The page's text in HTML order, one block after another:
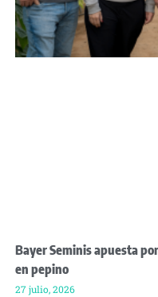
Bayer Seminis apuesta
en pepino
27 julio, 2026